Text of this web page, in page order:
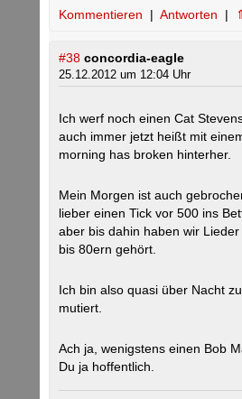
Kommentieren | Antworten |
#38 concordia-eagle
25.12.2012 um 12:04 Uhr
Ich werf noch einen Cat
auch immer jetzt heißt mit
morning has broken hinterher.
Mein Morgen ist auch
lieber einen Tick vor 500 ins
aber bis dahin haben wir
bis 80ern gehört.
Ich bin also quasi über Nacht
mutiert.
Ach ja, wenigstens einen Bob
Du ja hoffentlich.